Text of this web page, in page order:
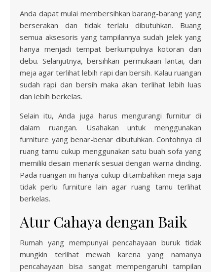
Anda dapat mulai membersihkan barang-barang yang
berserakan dan tidak terlalu dibutuhkan. Buang
semua aksesoris yang tampilannya sudah jelek yang
hanya menjadi tempat berkumpulnya kotoran dan
debu. Selanjutnya, bersihkan permukaan lantai, dan
meja agar terlihat lebih rapi dan bersih. Kalau ruangan
sudah rapi dan bersih maka akan terlihat lebih luas
dan lebih berkelas.
Selain itu, Anda juga harus mengurangi furnitur di
dalam ruangan. Usahakan untuk menggunakan
furniture yang benar-benar dibutuhkan. Contohnya di
ruang tamu cukup menggunakan satu buah sofa yang
memiliki desain menarik sesuai dengan warna dinding.
Pada ruangan ini hanya cukup ditambahkan meja saja
tidak perlu furniture lain agar ruang tamu terlihat
berkelas.
Atur Cahaya dengan Baik
Rumah yang mempunyai pencahayaan buruk tidak
mungkin terlihat mewah karena yang namanya
pencahayaan bisa sangat mempengaruhi tampilan